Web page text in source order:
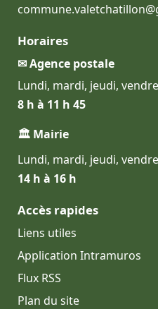
Horaires
✉ Agence postale
Lundi, mardi, jeudi,
8 h à 11 h 45
🏛 Mairie
Lundi, mardi, jeudi,
14 h à 16 h
Accès rapides
Liens utiles
Application Intramuros
Flux RSS
Plan du site